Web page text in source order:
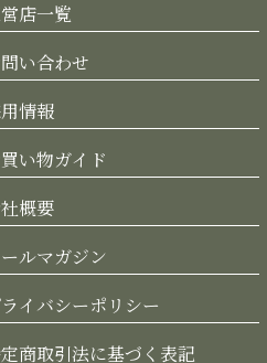
店一覧
い合わせ
情報
い物ガイド
概要
ルマガジン
イバシーポリシー
商取引法に基づく表記